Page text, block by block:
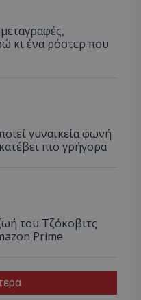
κι ένα ρόστερ που
γυναικεία φωνή
πιο γρήγορα
του Τζόκοβιτς
Prime